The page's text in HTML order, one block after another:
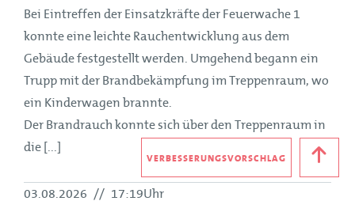
Bei Eintreffen der Einsatzkräfte der Feuerwache 1
konnte eine leichte Rauchentwicklung aus dem
Gebäude festgestellt werden. Umgehend begann ein
Trupp mit der Brandbekämpfung im Treppenraum, wo
ein Kinderwagen brannte.
Der Brandrauch konnte sich über den Treppenraum in
die [...]
03.08.2026 // 17:19Uhr
VERBESSERUNGSVORSCHLAG